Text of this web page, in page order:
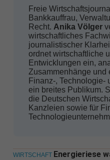
Freie
Bankkauffrau,
Recht. Anika Völger
wirtschaftliches
journalistischer
ordnet wirtschaftliche
Entwicklungen ein,
Zusammenhänge und
Finanz-, Technologie-
ein breites Publikum.
die Deutschen
Kanzleien sowie für
WIRTSCHAFT Energieriese